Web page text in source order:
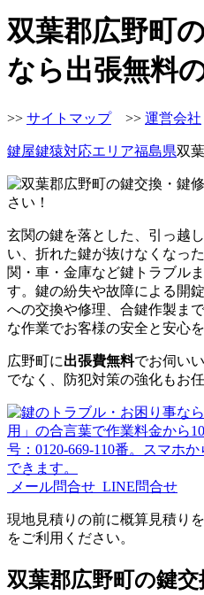
双葉郡広野町
なら出張無料
>> サイトマップ>> 運営会社
鍵屋鍵猿対応エリア福島県双
玄関の鍵を落とした、引っ越
い、折れた鍵が抜けなくなっ
関・車・金庫など鍵トラブル
す。鍵の紛失や故障による開
への交換や修理、合鍵作製ま
な作業でお客様の安全と安心
広野町に出張費無料でお伺い
でなく、防犯対策の強化もお
メール問合せ LINE問合せ
現地見積りの前に概算見積り
をご利用ください。
双葉郡広野町の鍵